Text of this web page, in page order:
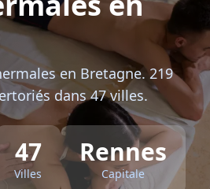
en Bretagne. 219
dans 47 villes.
47
Villes
Rennes
Capitale